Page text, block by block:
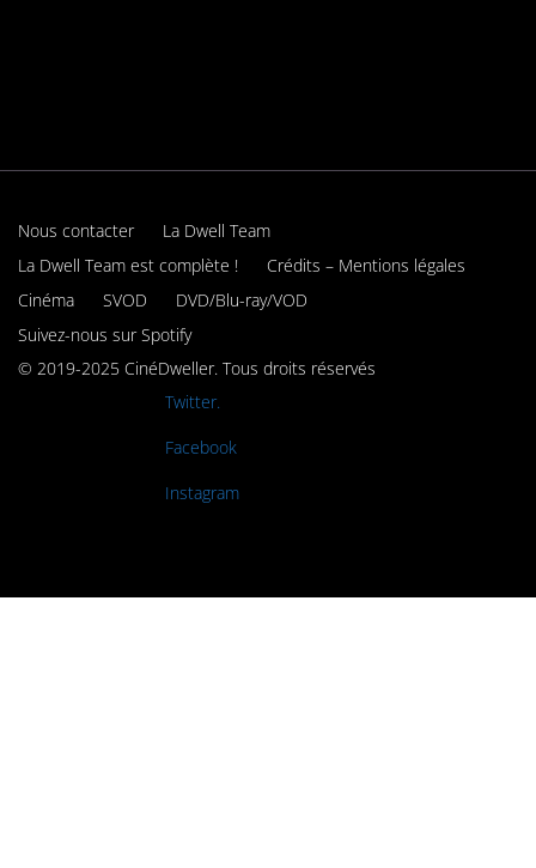
Nous contacter
La Dwell Team
La Dwell Team est complète !
Crédits – Mentions légales
Cinéma
SVOD
DVD/Blu-ray/VOD
Suivez-nous sur Spotify
© 2019-2025 CinéDweller. Tous droits réservés
Twitter.
Facebook
Instagram